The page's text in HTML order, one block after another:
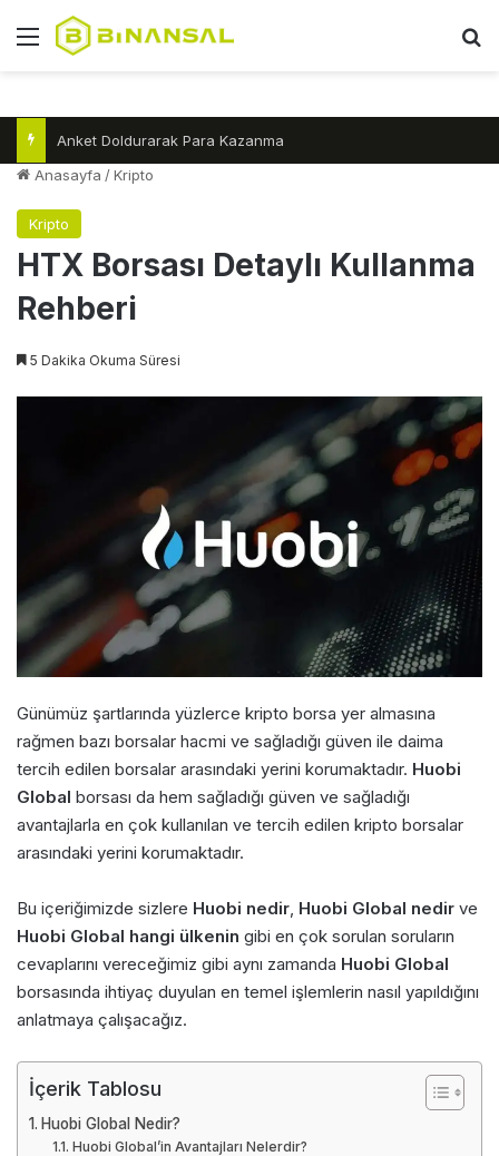
Menü
Akbank Hesap Kesim Tarihi Değiştirme Nasıl Yapılır?
Anasayfa /Kripto
Kripto
HTX Borsası Detaylı Kullanma
Rehberi
5 Dakika Okuma Süresi
Günümüz şartlarında yüzlerce kripto borsa yer almasına
rağmen bazı borsalar hacmi ve sağladığı güven ile daima
tercih edilen borsalar arasındaki yerini korumaktadır. Huobi
Global borsası da hem sağladığı güven ve sağladığı
avantajlarla en çok kullanılan ve tercih edilen kripto borsalar
arasındaki yerini korumaktadır.
Bu içeriğimizde sizlere Huobi nedir, Huobi Global nedir ve
Huobi Global hangi ülkenin gibi en çok sorulan soruların
cevaplarını vereceğimiz gibi aynı zamanda Huobi Global
borsasında ihtiyaç duyulan en temel işlemlerin nasıl yapıldığını
anlatmaya çalışacağız.
İçerik Tablosu
Huobi Global Nedir?
Huobi Global’in Avantajları Nelerdir?